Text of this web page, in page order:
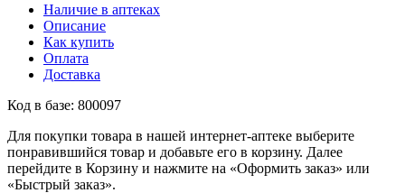
Наличие в аптеках
Описание
Как купить
Оплата
Доставка
Код в базе: 800097
Для покупки товара в нашей интернет-аптеке выберите
понравившийся товар и добавьте его в корзину. Далее
перейдите в Корзину и нажмите на «Оформить заказ» или
«Быстрый заказ».